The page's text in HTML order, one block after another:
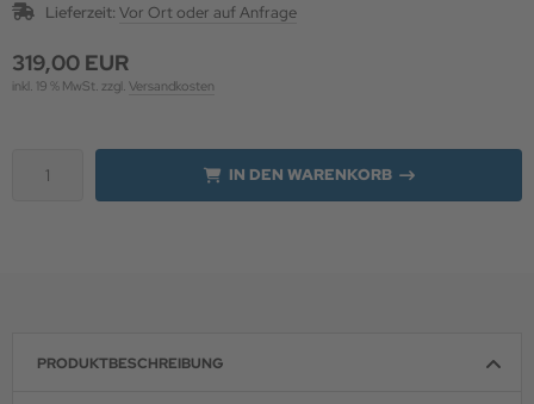
Lieferzeit: Vor Ort oder auf Anfrage
319,00 EUR
inkl. 19 % MwSt. zzgl. Versandkosten
IN DEN WARENKORB
PRODUKTBESCHREIBUNG